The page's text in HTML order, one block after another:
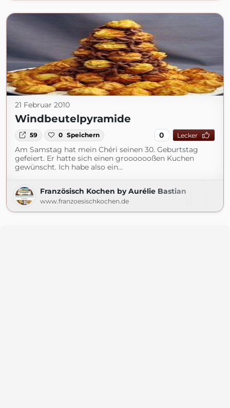
21 Februar 2010
Windbeutelpyramide
59 0 Speichern 0 Lecker
Am Samstag hat mein Chéri seinen 30. Geburtstag
gefeiert. Er hatte sich einen grooooooßen Kuchen
gewünscht. Ich habe also ein...
Französisch Kochen by Aurélie Bastian
www.franzoesischkochen.de